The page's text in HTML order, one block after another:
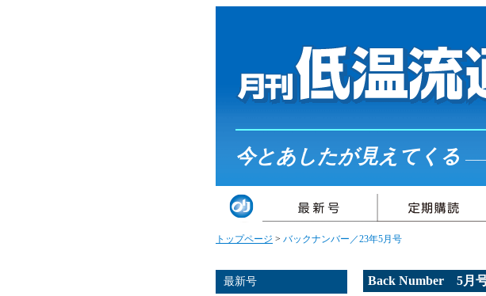
今とあしたが見えてくる ――
トップページ > バックナンバー／23年5月号
Back Number 5月号
最新号